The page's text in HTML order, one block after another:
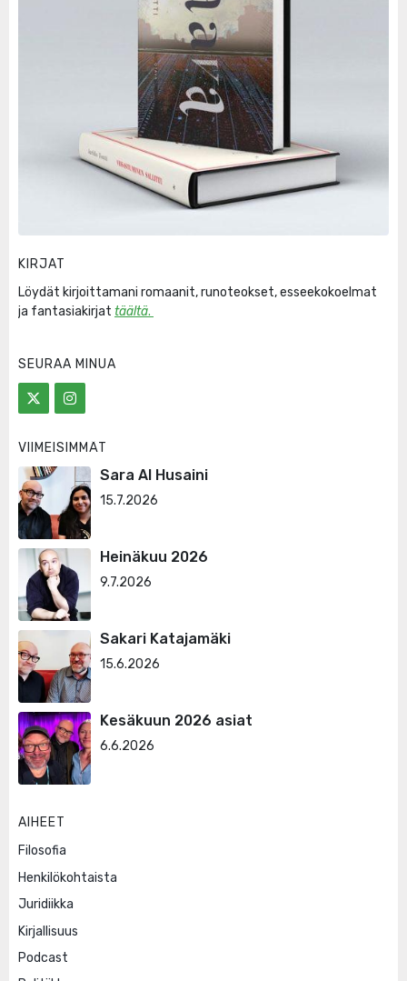
KIRJAT
Löydät kirjoittamani romaanit, runoteokset, esseekokoelmat
ja fantasiakirjat täältä.
SEURAA MINUA
VIIMEISIMMÄT
Sara Al Husaini
15.7.2026
Heinäkuu 2026
9.7.2026
Sakari Katajamäki
15.6.2026
Kesäkuun 2026 asiat
6.6.2026
AIHEET
Filosofia
Henkilökohtaista
Juridiikka
Kirjallisuus
Podcast